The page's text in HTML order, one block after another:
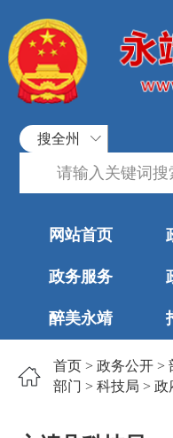
搜全州
网站首页
政务服务
醉美永靖
首页 > 政务公开 >
部门 > 科技局 > 政